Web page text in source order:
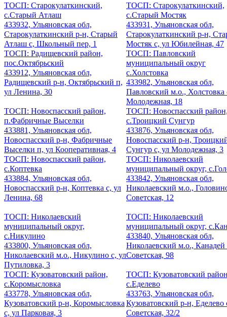
ТОСП: Старокулаткинский,
с.Старый Атлаш
433932, Ульяновская обл,
Старокулаткинский р-н, Старый
Атлаш с, Школьный пер, 1
ТОСП: Старокулаткинский,
с.Старый Мостяк
433931, Ульяновская обл,
Старокулаткинский р-н,
Мостяк с, ул Юбилейная, 47
ТОСП: Радищевский район,
пос.Октябрьский
433912, Ульяновская обл,
Радищевский р-н, Октябрьский п,
ул Ленина, 30
ТОСП: Павловский
муниципальный округ
с.Холстовка
433982, Ульяновская обл,
Павловский м.о., Холстовка
Молодежная, 18
ТОСП: Новоспасский район,
п.Фабричные Выселки
433881, Ульяновская обл,
Новоспасский р-н, Фабричные
Выселки п, ул Кооперативная, 4
ТОСП: Новоспасский
с.Троицкий Сунгур
433876, Ульяновская обл,
Новоспасский р-н,
Сунгур с, ул Молодежная, 3
ТОСП: Новоспасский район,
с.Коптевка
433884, Ульяновская обл,
Новоспасский р-н, Коптевка с, ул
Ленина, 68
ТОСП: Николаевский
муниципальный округ,
433842, Ульяновская обл,
Николаевский м.о.,
Советская, 12
ТОСП: Николаевский
муниципальный округ,
с.Никулино
433800, Ульяновская обл,
Николаевский м.о., Никулино с, ул
Путиловка, 3
ТОСП: Николаевский
муниципальный округ,
433840, Ульяновская обл,
Николаевский м.о., Канадей
Советская, 98
ТОСП: Кузоватовский район,
с.Коромысловка
433778, Ульяновская обл,
Кузоватовский р-н, Коромысловка
с, ул Парковая, 3
ТОСП: Кузоватовский
с.Еделево
433763, Ульяновская обл,
Кузоватовский р-н, Еделево
Советская, 32/2